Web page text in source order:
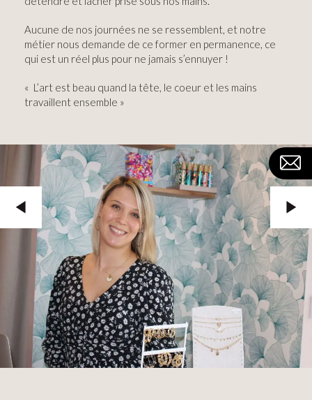
Aucune de nos journées ne se ressemblent, et notre
métier nous demande de ce former en permanence, ce
qui est un réel plus pour ne jamais s’ennuyer !
« L’art est beau quand la tête, le coeur et les mains
travaillent ensemble »